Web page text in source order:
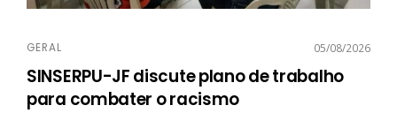
GERAL 05/08/2026
SINSERPU-JF discute plano de trabalho
para combater o racismo